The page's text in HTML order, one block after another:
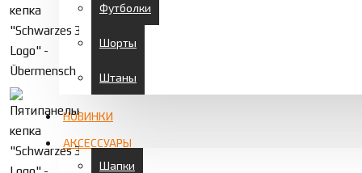
Футболки
Шорты
Штаны
НОВИНКИ
АКСЕССУАРЫ
Шапки